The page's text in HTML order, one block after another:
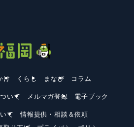
け くらし まなび コラム
いて メルマガ登録 電子ブック
て
情報提供・相談＆依頼